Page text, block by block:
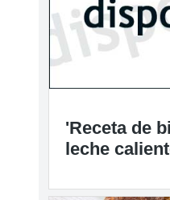
'Receta de
leche